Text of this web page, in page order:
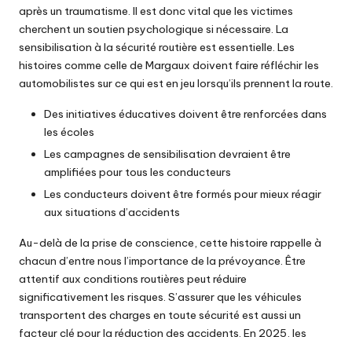
après un traumatisme. Il est donc vital que les victimes
cherchent un soutien psychologique si nécessaire. La
sensibilisation à la sécurité routière est essentielle. Les
histoires comme celle de Margaux doivent faire réfléchir les
automobilistes sur ce qui est en jeu lorsqu’ils prennent la route.
Des initiatives éducatives doivent être renforcées dans
les écoles
Les campagnes de sensibilisation devraient être
amplifiées pour tous les conducteurs
Les conducteurs doivent être formés pour mieux réagir
aux situations d’accidents
Au-delà de la prise de conscience, cette histoire rappelle à
chacun d’entre nous l’importance de la prévoyance. Être
attentif aux conditions routières peut réduire
significativement les risques. S’assurer que les véhicules
transportent des charges en toute sécurité est aussi un
facteur clé pour la réduction des accidents. En 2025, les